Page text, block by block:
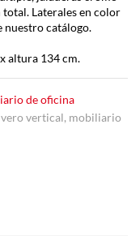
total. Laterales en color
nuestro catálogo.
altura 134 cm.
de oficina
vertical, mobiliario